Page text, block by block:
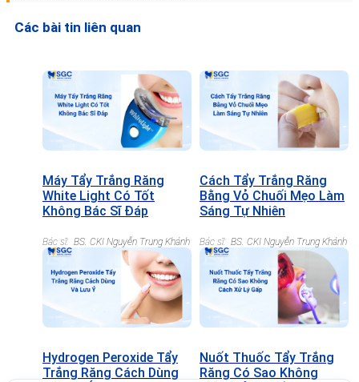
Các bài tin liên quan
Máy Tẩy Trắng Răng
White Light Có Tốt
Không Bác Sĩ Đáp
Bác sĩ: BS. CKI Nguyễn Trung Khánh
Cách Tẩy Trắng Răng
Bằng Vỏ Chuối Mẹo Làm
Sáng Tự Nhiên
Bác sĩ: BS. CKI Nguyễn Trung Khánh
Hydrogen Peroxide Tẩy
Trắng Răng Cách Dùng
Nuốt Thuốc Tẩy Trắng
Răng Có Sao Không